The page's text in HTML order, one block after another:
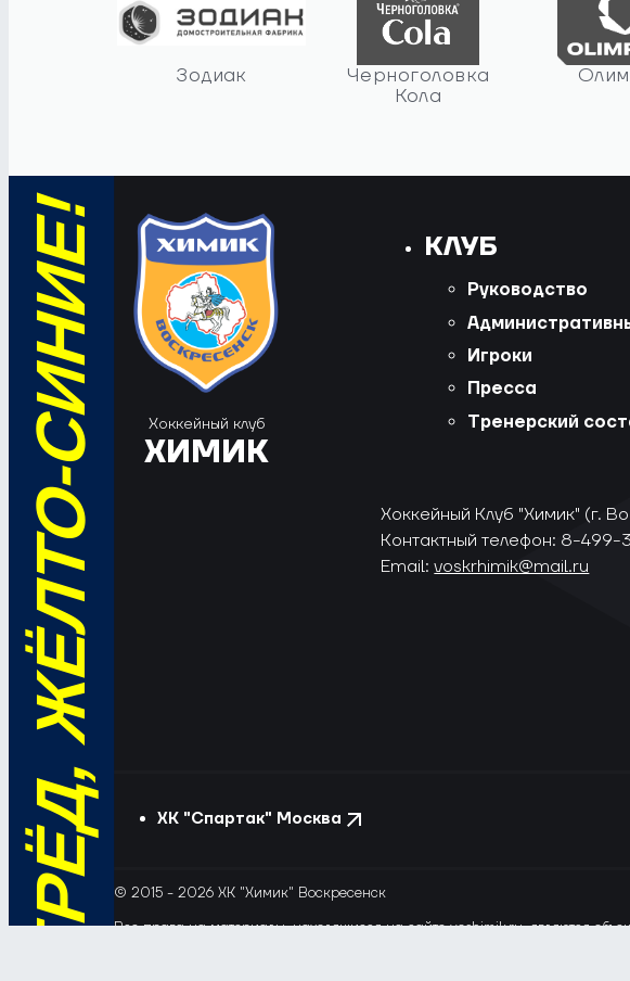
Зодиак
Черноголовка
Кола
ВПЕРЁД, ЖЁЛТО-СИНИЕ! Хоккейный клуб
ХИМИК
КЛУБ
Руководство
Игроки
Пресса
Тренерский
Хоккейный Клуб "Химик" (г.
Контактный телефон: 8-499-
Email:voskrhimik@mail.ru
ХК "Спартак" Москва
© 2015 - 2026 ХК "Химик" Воскресенск
Все права на материалы, находящиеся на сайте voshimik.ru, являются